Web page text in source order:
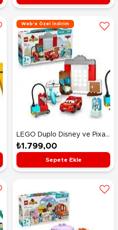
Web'e Özel İndirim
LEGO Duplo Disney ve Pixar
Arabalar McQueen’in Doc’un
Garajını Ziyareti 10456
₺1.799,00
Sepete Ekle